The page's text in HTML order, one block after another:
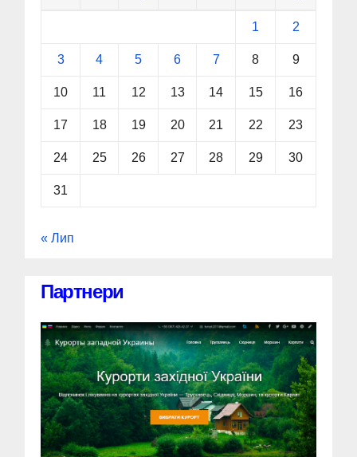
1 2
3 4 5 6 7 8 9
10 11 12 13 14 15 16
17 18 19 20 21 22 23
24 25 26 27 28 29 30
31
« Лип
Партнери